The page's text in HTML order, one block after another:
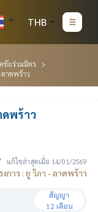
THB
ชัยร่วมมิตร
าดพร้าว
ดพร้าว
แก้ไขล่าสุดเมื่อ 14/01/2569
งการ : ยู วิภา - ลาดพร้าว
สัญญา
12 เดือน